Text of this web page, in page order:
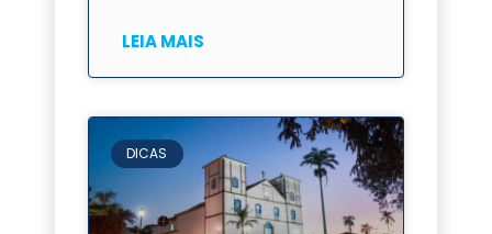
LEIA MAIS
DICAS